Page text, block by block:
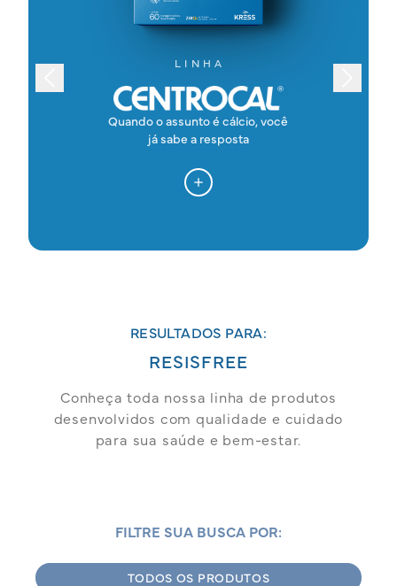
L I N H A
Quando o assunto é cálcio, você
já sabe a resposta
RESULTADOS PARA:
RESISFREE
Conheça toda nossa linha de produtos
desenvolvidos com qualidade e cuidado
para sua saúde e bem-estar.
FILTRE SUA BUSCA POR:
TODOS OS PRODUTOS